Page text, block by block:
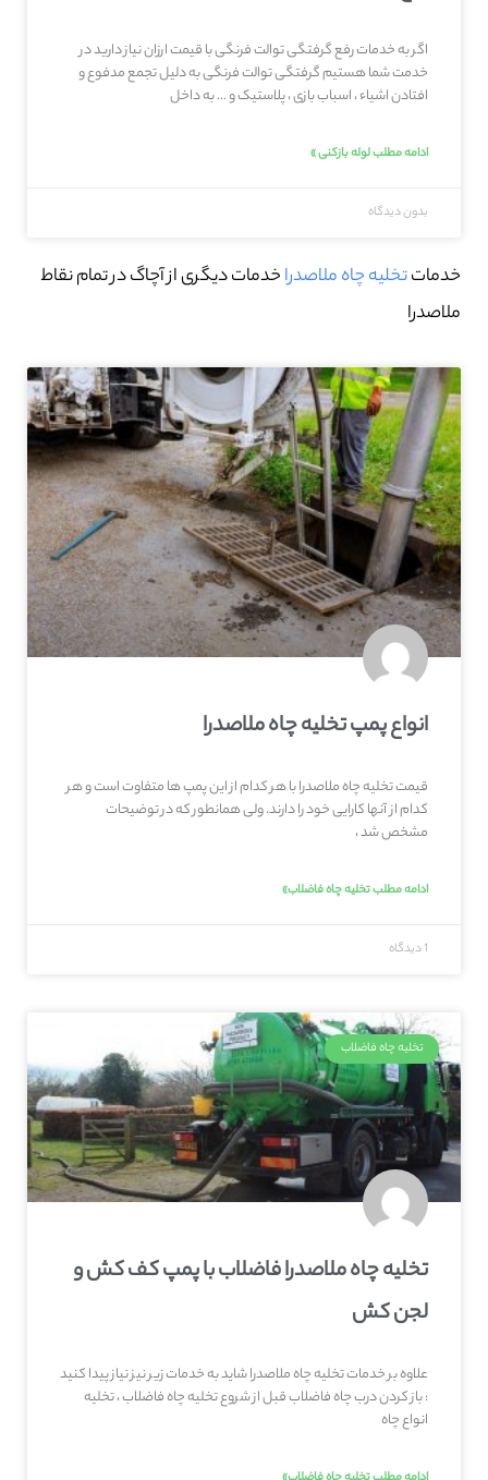
اگر به خدمات رفع گرفتگی توالت فرنگی با قیمت ارزان نیاز دارید در
خدمت شما هستیم گرفتگی توالت فرنگی به دلیل تجمع مدفوع و
افتادن اشیاء ، اسباب بازی ، پلاستیک و … به داخل
ادامه مطلب لوله بازکنی »
بدون دیدگاه
خدماتتخلیه چاه ملاصدراخدمات دیگری از آچاگ در تمام نقاط
ملاصدرا
انواع پمپ تخلیه چاه ملاصدرا
قیمت تخلیه چاه ملاصدرا با هر کدام از این پمپ ها متفاوت است و هر
کدام از آنها کارایی خود را دارند. ولی همانطور که در توضیحات
مشخص شد ،
ادامه مطلب تخلیه چاه فاضلاب»
1 دیدگاه
تخلیه چاه فاضلاب
تخلیه چاه ملاصدرا فاضلاب با پمپ کف کش و
لجن کش
علاوه بر خدمات تخلیه چاه ملاصدرا شاید به خدمات زیر نیز نیاز پیدا کنید
: باز کردن درب چاه فاضلاب قبل از شروع تخلیه چاه فاضلاب ، تخلیه
انواع چاه